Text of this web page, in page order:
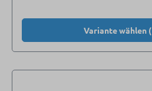
Variante wählen (